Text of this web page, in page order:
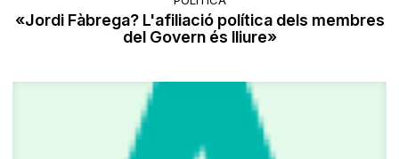
«Jordi Fàbrega? L'afiliació política dels membres
del Govern és lliure»